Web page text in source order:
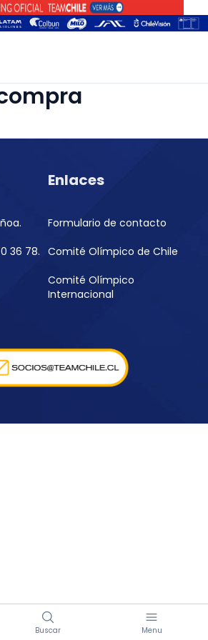
Buscar Menu
36 78.
Enlaces
Formulario de contacto
Comité Olímpico de Chile
Comité Olímpico
Internacional